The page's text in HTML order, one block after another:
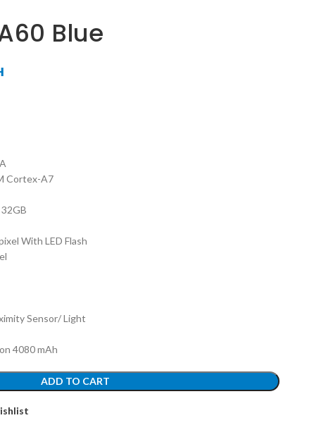
Blue
Cortex-A7
With LED Flash
Sensor/ Light
4080 mAh
ADD TO CART